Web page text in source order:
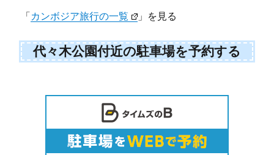
「 カンボジア旅行の一覧 」を見る
代々木公園付近の駐車場を予約する